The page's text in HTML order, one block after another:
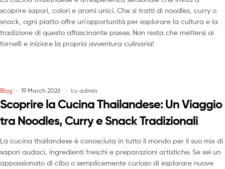
scoprire sapori, colori e aromi unici. Che si tratti di noodles, curry o
snack, ogni piatto offre un’opportunità per esplorare la cultura e la
tradizione di questo affascinante paese. Non resta che mettersi ai
fornelli e iniziare la propria avventura culinaria!
Blog 19 March 2026 by admin
Scoprire la Cucina Thailandese: Un Viaggio
tra Noodles, Curry e Snack Tradizionali
La cucina thailandese è conosciuta in tutto il mondo per il suo mix di
sapori audaci, ingredienti freschi e preparazioni artistiche. Se sei un
appassionato di cibo o semplicemente curioso di esplorare nuove